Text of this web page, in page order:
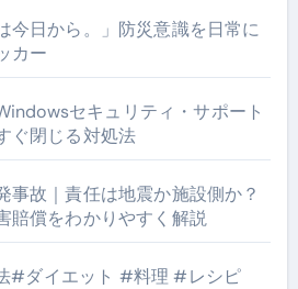
今日から。」防災意識を日常に
カー
セキュリティ・サポート
ぐ閉じる対処法
事故｜責任は地震か施設側か？
賠償をわかりやすく解説
#ダイエット #料理 #レシピ